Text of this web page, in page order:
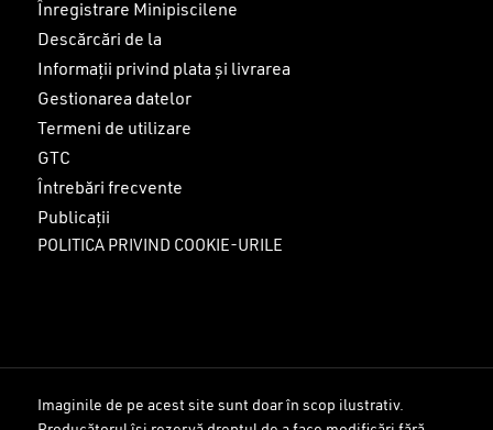
Înregistrare Minipiscilene
Descărcări de la
Informații privind plata și livrarea
Gestionarea datelor
Termeni de utilizare
GTC
Întrebări frecvente
Publicații
POLITICA PRIVIND COOKIE-URILE
Imaginile de pe acest site sunt doar în scop ilustrativ.